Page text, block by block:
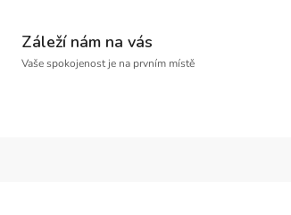
Záleží nám na vás
Vaše spokojenost je na prvním místě